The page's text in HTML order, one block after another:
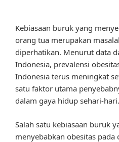
Kebiasaan buruk yang
orang tua merupakan
diperhatikan. Menurut data
Indonesia, prevalensi
Indonesia terus meningkat
satu faktor utama
dalam gaya hidup sehari-hari.
Salah satu kebiasaan buruk
menyebabkan obesitas pada